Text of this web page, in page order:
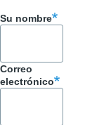
Su nombre
Correo
electrónico